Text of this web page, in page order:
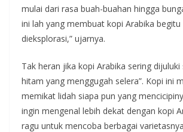
mulai dari rasa buah-buahan hingga
ini lah yang membuat kopi Arabika
dieksplorasi,” ujarnya.
Tak heran jika kopi Arabika sering dijuluki
hitam yang menggugah selera”. Kopi ini
memikat lidah siapa pun yang
ingin mengenal lebih dekat dengan kopi
ragu untuk mencoba berbagai